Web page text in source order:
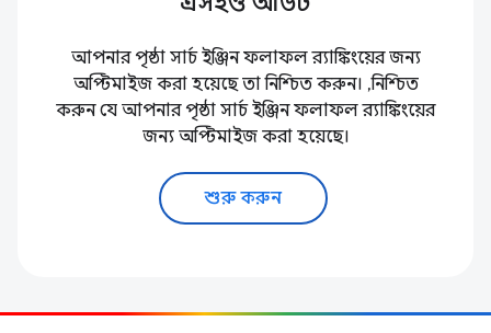
আপনার পৃষ্ঠা সার্চ ইঞ্জিন ফলাফল র‌্যাঙ্কিংয়ের জন্য
অপ্টিমাইজ করা হয়েছে তা নিশ্চিত করুন। ,নিশ্চিত
করুন যে আপনার পৃষ্ঠা সার্চ ইঞ্জিন ফলাফল র‌্যাঙ্কিংয়ের
জন্য অপ্টিমাইজ করা হয়েছে।
শুরু করুন